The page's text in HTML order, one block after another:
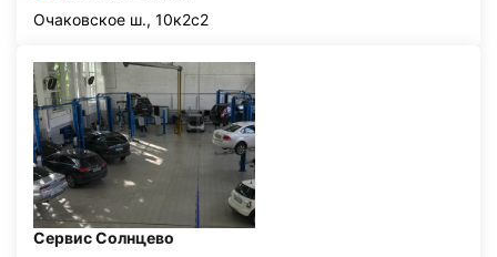
Очаковское ш., 10к2с2
Сервис Солнцево